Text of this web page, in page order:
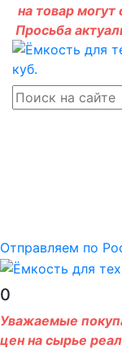
на товар могут
Просьба
Отправляем по
0
Уважаемые
цен на сырье